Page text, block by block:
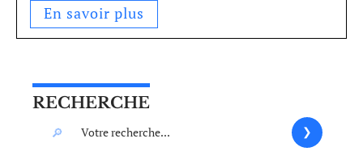
En savoir plus
RECHERCHE